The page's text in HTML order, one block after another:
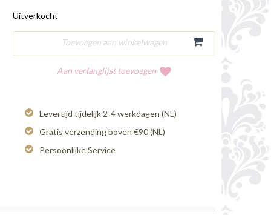
Uitverkocht
Aan verlanglijst toevoegen
Levertijd tijdelijk 2-4 werkdagen (NL)
Gratis verzending boven €90 (NL)
Persoonlijke Service